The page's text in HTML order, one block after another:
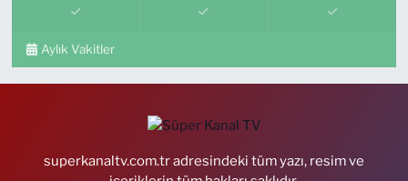
Aylık Vakitler
superkanaltv.com.tr adresindeki tüm yazı, resim ve